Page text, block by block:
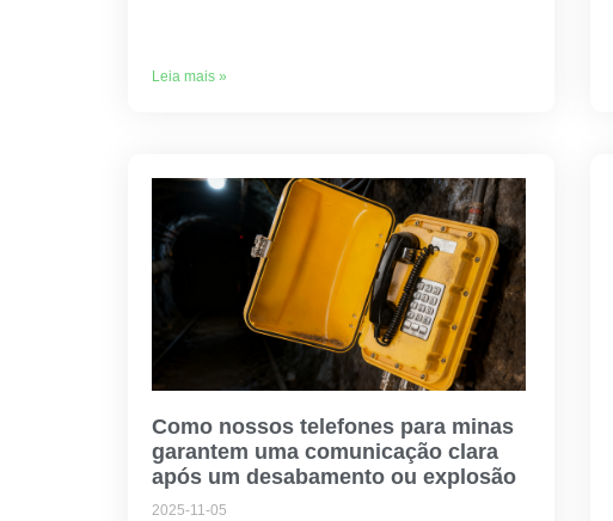
Leia mais »
Como nossos telefones para minas
garantem uma comunicação clara
após um desabamento ou explosão
2025-11-05